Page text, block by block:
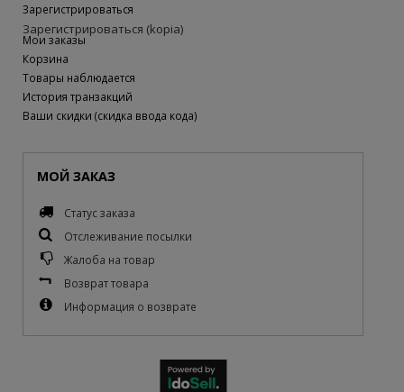
Зарегистрироваться
Зарегистрироваться (kopia)
Мои заказы
Корзина
Товары наблюдается
История транзакций
Ваши скидки (скидка ввода кода)
МОЙ ЗАКАЗ
Статус заказа
Отслеживание посылки
Жалоба на товар
Возврат товара
Информация о возврате